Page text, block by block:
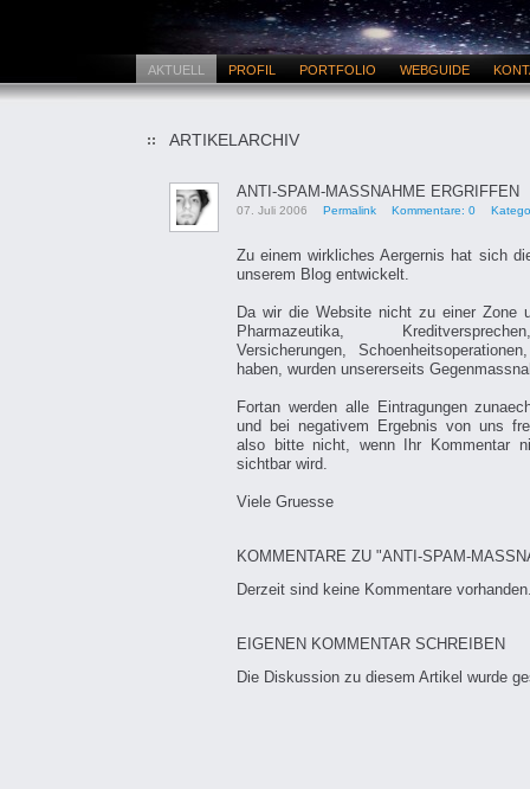
AKTUELL PROFIL PORTFOLIO WEBGUIDE
ARTIKELARCHIV
ANTI-SPAM-MASSNAHME ERGRIFFEN
07. Juli 2006 Permalink Kommentare: 0
Zu einem wirkliches Aergernis hat sich
unserem Blog entwickelt.
Da wir die Website nicht zu einer Zone
Pharmazeutika,
Versicherungen,
haben, wurden unsererseits
Fortan werden alle Eintragungen
und bei negativem Ergebnis von uns
also bitte nicht, wenn Ihr Kommentar
sichtbar wird.
Viele Gruesse
KOMMENTARE ZU "ANTI-SPAM-
Derzeit sind keine Kommentare
EIGENEN KOMMENTAR SCHREIBEN
Die Diskussion zu diesem Artikel wurde